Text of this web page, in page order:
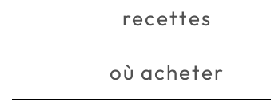
recettes
où acheter